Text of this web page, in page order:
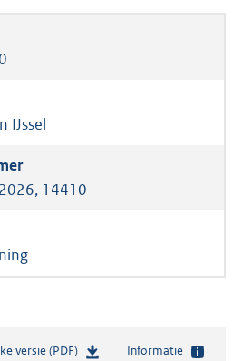
IJssel
14410
versie (PDF)b
Informatie